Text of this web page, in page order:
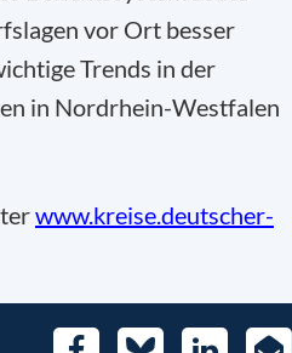
vor Ort besser
Trends in der
in Nordrhein-Westfalen
www.kreise.deutscher-
FacebookBlueskyLinkedIn
E-